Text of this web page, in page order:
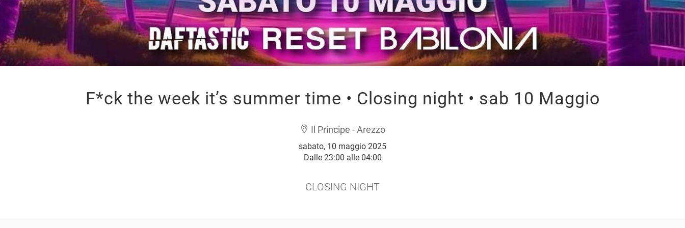
F*ck the week it’s summer time • Closing night • sab 10 Maggio
Il Principe - Arezzo
sabato, 10 maggio 2025
Dalle 23:00 alle 04:00
CLOSING NIGHT